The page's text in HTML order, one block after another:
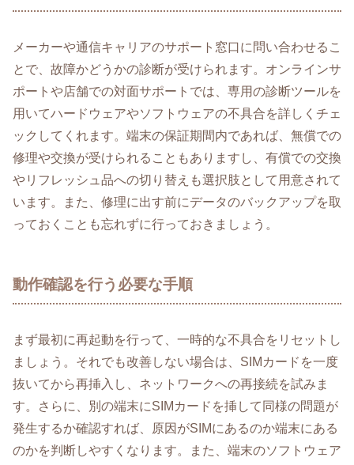
メーカーや通信キャリアのサポート窓口に問い合わせるこ
とで、故障かどうかの診断が受けられます。オンラインサ
ポートや店舗での対面サポートでは、専用の診断ツールを
用いてハードウェアやソフトウェアの不具合を詳しくチェ
ックしてくれます。端末の保証期間内であれば、無償での
修理や交換が受けられることもありますし、有償での交換
やリフレッシュ品への切り替えも選択肢として用意されて
います。また、修理に出す前にデータのバックアップを取
っておくことも忘れずに行っておきましょう。
動作確認を行う必要な手順
まず最初に再起動を行って、一時的な不具合をリセットし
ましょう。それでも改善しない場合は、SIMカードを一度
抜いてから再挿入し、ネットワークへの再接続を試みま
す。さらに、別の端末にSIMカードを挿して同様の問題が
発生するか確認すれば、原因がSIMにあるのか端末にある
のかを判断しやすくなります。また、端末のソフトウェア